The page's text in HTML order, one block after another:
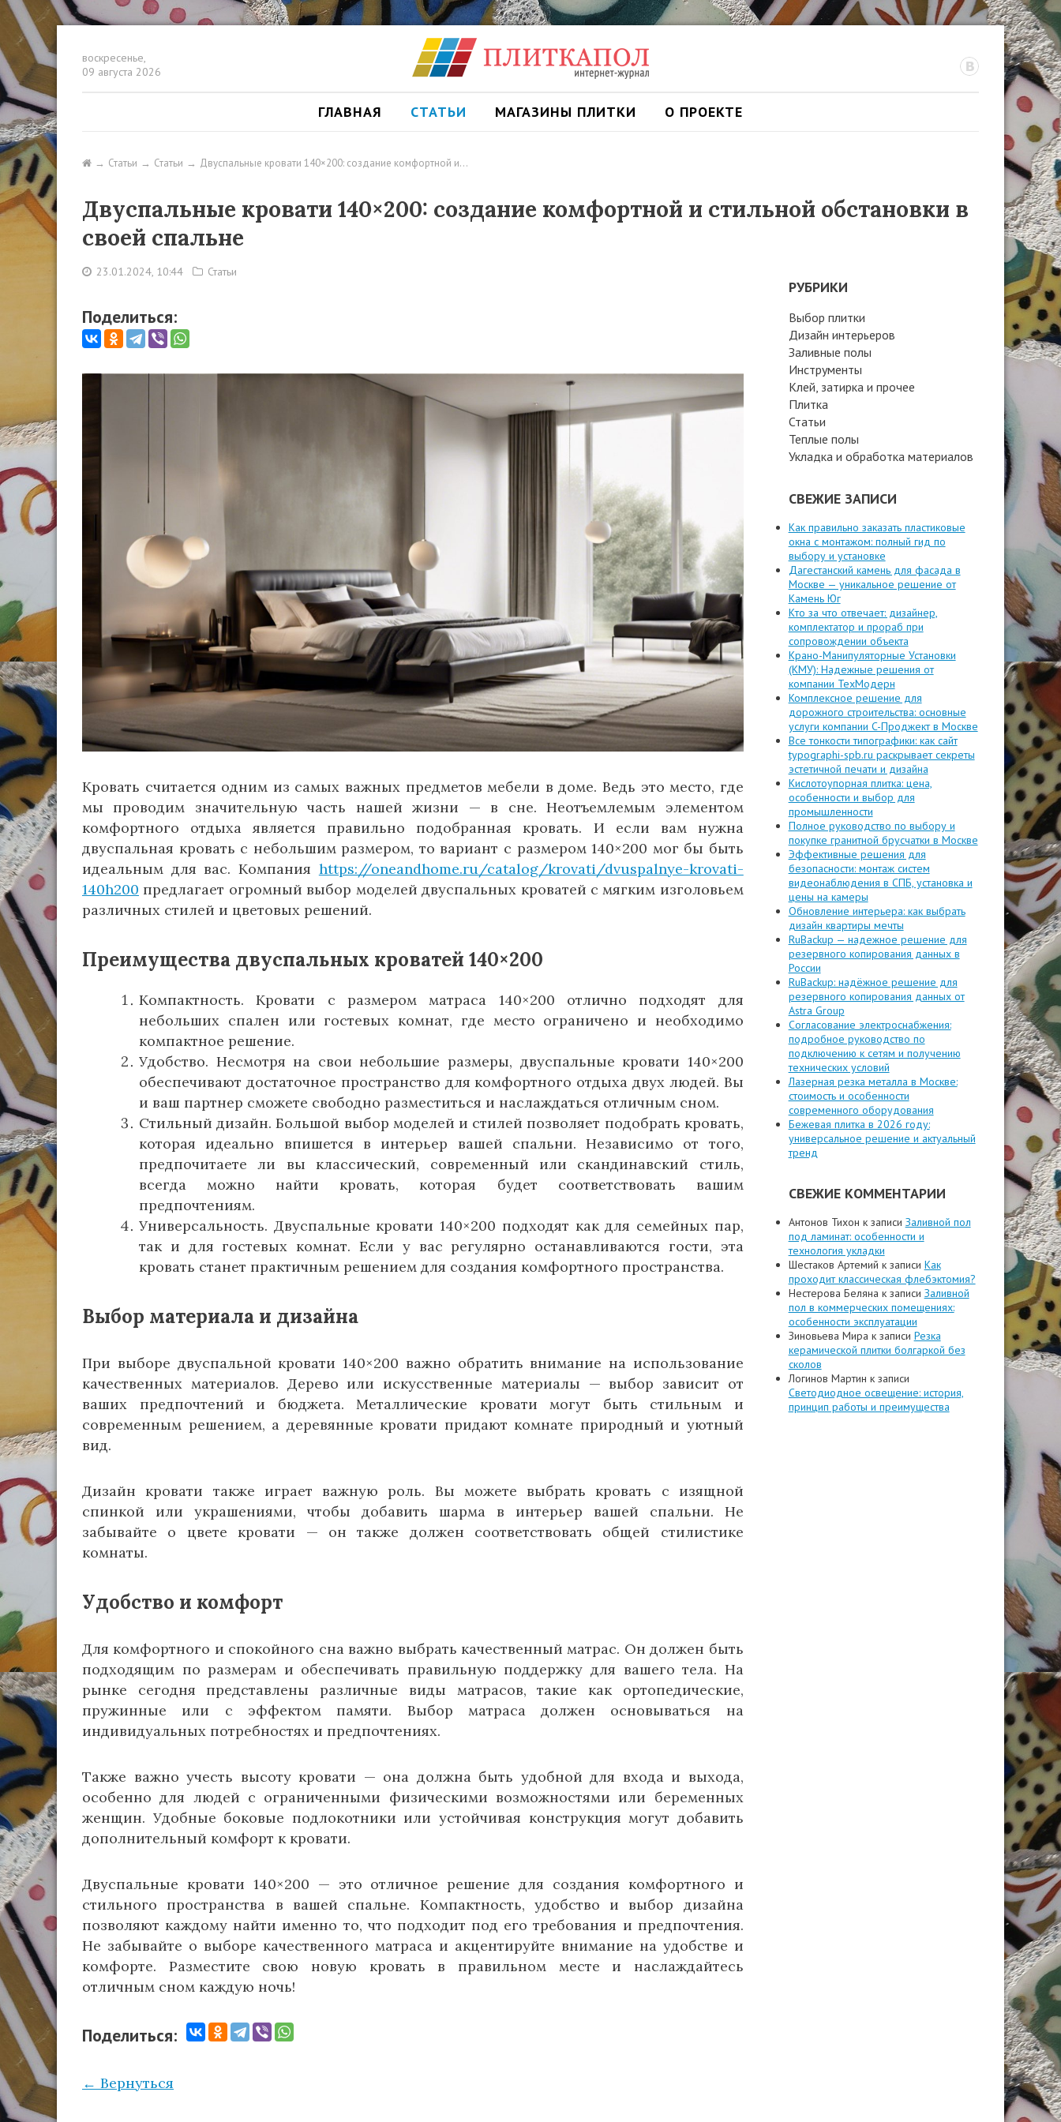
воскресенье,
09 августа 2026
ГЛАВНАЯ СТАТЬИ МАГАЗИНЫ ПЛИТКИ О ПРОЕКТЕ
Статьи Статьи Двуспальные кровати 140×200: создание комфортной и…
Двуспальные кровати 140×200: создание комфортной и стильной обстановки в
своей спальне
23.01.2024, 10:44 Статьи
Поделиться:
Кровать считается одним из самых важных предметов мебели в доме. Ведь это место, где
мы проводим значительную часть нашей жизни — в сне. Неотъемлемым элементом
комфортного отдыха является правильно подобранная кровать. И если вам нужна
двуспальная кровать с небольшим размером, то вариант с размером 140×200 мог бы быть
идеальным для вас. Компания https://oneandhome.ru/catalog/krovati/dvuspalnye-krovati-
140h200 предлагает огромный выбор моделей двуспальных кроватей с мягким изголовьем
различных стилей и цветовых решений.
Преимущества двуспальных кроватей 140×200
Компактность. Кровати с размером матраса 140×200 отлично подходят для
небольших спален или гостевых комнат, где место ограничено и необходимо
компактное решение.
Удобство. Несмотря на свои небольшие размеры, двуспальные кровати 140×200
обеспечивают достаточное пространство для комфортного отдыха двух людей. Вы
и ваш партнер сможете свободно разместиться и наслаждаться отличным сном.
Стильный дизайн. Большой выбор моделей и стилей позволяет подобрать кровать,
которая идеально впишется в интерьер вашей спальни. Независимо от того,
предпочитаете ли вы классический, современный или скандинавский стиль,
всегда можно найти кровать, которая будет соответствовать вашим
предпочтениям.
Универсальность. Двуспальные кровати 140×200 подходят как для семейных пар,
так и для гостевых комнат. Если у вас регулярно останавливаются гости, эта
кровать станет практичным решением для создания комфортного пространства.
Выбор материала и дизайна
При выборе двуспальной кровати 140×200 важно обратить внимание на использование
качественных материалов. Дерево или искусственные материалы — выбор зависит от
ваших предпочтений и бюджета. Металлические кровати могут быть стильным и
современным решением, а деревянные кровати придают комнате природный и уютный
вид.
Дизайн кровати также играет важную роль. Вы можете выбрать кровать с изящной
спинкой или украшениями, чтобы добавить шарма в интерьер вашей спальни. Не
забывайте о цвете кровати — он также должен соответствовать общей стилистике
комнаты.
Удобство и комфорт
Для комфортного и спокойного сна важно выбрать качественный матрас. Он должен быть
подходящим по размерам и обеспечивать правильную поддержку для вашего тела. На
рынке сегодня представлены различные виды матрасов, такие как ортопедические,
пружинные или с эффектом памяти. Выбор матраса должен основываться на
индивидуальных потребностях и предпочтениях.
Также важно учесть высоту кровати — она должна быть удобной для входа и выхода,
особенно для людей с ограниченными физическими возможностями или беременных
женщин. Удобные боковые подлокотники или устойчивая конструкция могут добавить
дополнительный комфорт к кровати.
Двуспальные кровати 140×200 — это отличное решение для создания комфортного и
стильного пространства в вашей спальне. Компактность, удобство и выбор дизайна
позволяют каждому найти именно то, что подходит под его требования и предпочтения.
Не забывайте о выборе качественного матраса и акцентируйте внимание на удобстве и
комфорте. Разместите свою новую кровать в правильном месте и наслаждайтесь
отличным сном каждую ночь!
Поделиться:
← Вернуться
РУБРИКИ
Выбор плитки
Дизайн интерьеров
Заливные полы
Инструменты
Клей, затирка и прочее
Плитка
Статьи
Теплые полы
Укладка и обработка материалов
СВЕЖИЕ ЗАПИСИ
Как правильно заказать пластиковые
окна с монтажом: полный гид по
выбору и установке
Дагестанский камень для фасада в
Москве — уникальное решение от
Камень Юг
Кто за что отвечает: дизайнер,
комплектатор и прораб при
сопровождении объекта
Крано-Манипуляторные Установки
(КМУ): Надежные решения от
компании ТехМодерн
Комплексное решение для
дорожного строительства: основные
услуги компании C-Проджект в Москве
Все тонкости типографики: как сайт
typographi-spb.ru раскрывает секреты
эстетичной печати и дизайна
Кислотоупорная плитка: цена,
особенности и выбор для
промышленности
Полное руководство по выбору и
покупке гранитной брусчатки в Москве
Эффективные решения для
безопасности: монтаж систем
видеонаблюдения в СПБ, установка и
цены на камеры
Обновление интерьера: как выбрать
дизайн квартиры мечты
RuBackup — надежное решение для
резервного копирования данных в
России
RuBackup: надёжное решение для
резервного копирования данных от
Astra Group
Согласование электроснабжения:
подробное руководство по
подключению к сетям и получению
технических условий
Лазерная резка металла в Москве:
стоимость и особенности
современного оборудования
Бежевая плитка в 2026 году:
универсальное решение и актуальный
тренд
СВЕЖИЕ КОММЕНТАРИИ
Антонов Тихон к записи Заливной пол
под ламинат: особенности и
технология укладки
Шестаков Артемий к записи Как
проходит классическая флебэктомия?
Нестерова Беляна к записи Заливной
пол в коммерческих помещениях:
особенности эксплуатации
Зиновьева Мира к записи Резка
керамической плитки болгаркой без
сколов
Логинов Мартин к записи
Светодиодное освещение: история,
принцип работы и преимущества